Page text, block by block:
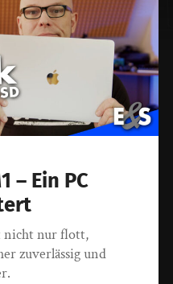
– Ein PC
nicht nur flott,
zuverlässig und